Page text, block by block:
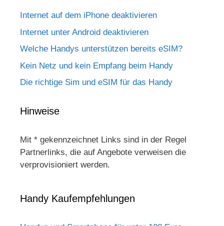
Internet auf dem iPhone deaktivieren
Internet unter Android deaktivieren
Welche Handys unterstützen bereits eSIM?
Kein Netz und kein Empfang beim Handy
Die richtige Sim und eSIM für das Handy
Hinweise
Mit * gekennzeichnet Links sind in der Regel
Partnerlinks, die auf Angebote verweisen die
verprovisioniert werden.
Handy Kaufempfehlungen